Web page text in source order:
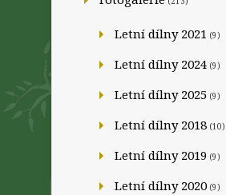
Letní dílny 2021 (9)
Letní dílny 2024 (9)
Letní dílny 2025 (9)
Letní dílny 2018 (10)
Letní dílny 2019 (9)
Letní dílny 2020 (9)